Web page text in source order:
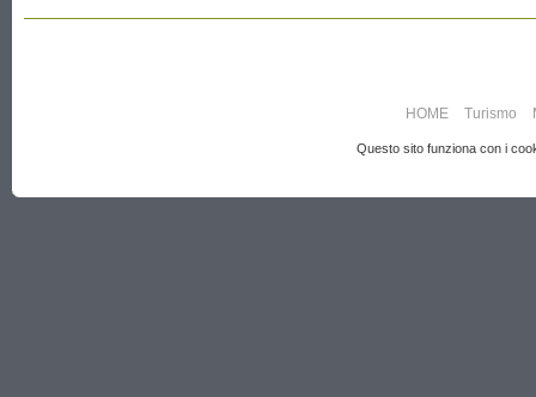
HOME Turismo
Questo sito funziona con i